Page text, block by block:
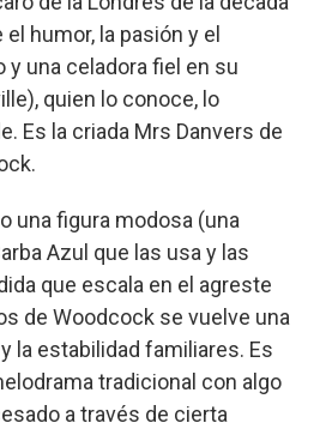
humor, la pasión y el
y una celadora fiel en su
quien lo conoce, lo
Es la criada Mrs Danvers de
una figura modosa (una
Azul que las usa y las
que escala en el agreste
de Woodcock se vuelve una
la estabilidad familiares. Es
tradicional con algo
a través de cierta